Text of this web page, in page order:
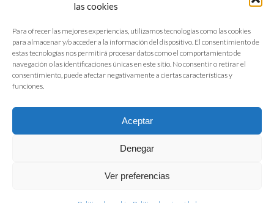
las cookies
Para ofrecer las mejores experiencias, utilizamos tecnologías como las cookies
para almacenar y/o acceder a la información del dispositivo. El consentimiento de
estas tecnologías nos permitirá procesar datos como el comportamiento de
navegación o las identificaciones únicas en este sitio. No consentir o retirar el
consentimiento, puede afectar negativamente a ciertas características y
funciones.
Aceptar
Denegar
Ver preferencias
FIAB Federación Española de Industrias de la Alimentación y Bebidas